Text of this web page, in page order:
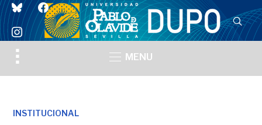
blueskyfacebook
instagram
Toggle
sidebar
MENU
INSTITUCIONAL